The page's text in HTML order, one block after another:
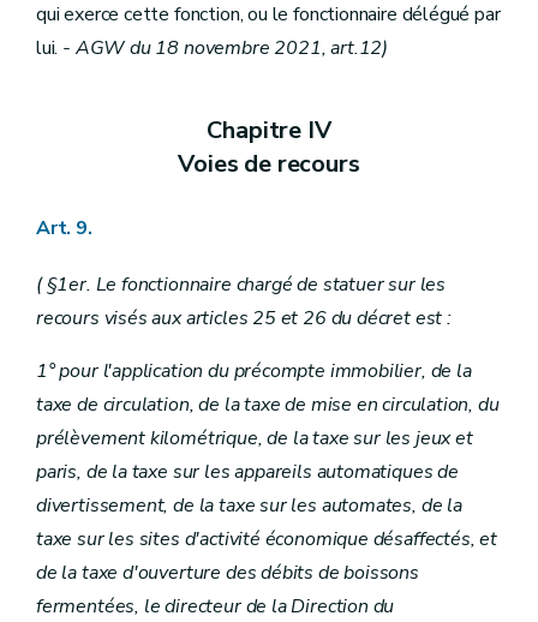
qui exerce cette fonction, ou le fonctionnaire délégué par
lui. - AGW du 18 novembre 2021, art.12)
Chapitre IV
Voies de recours
Art. 9.
( §1er. Le fonctionnaire chargé de statuer sur les
recours visés aux articles 25 et 26 du décret est :
1° pour l'application du précompte immobilier, de la
taxe de circulation, de la taxe de mise en circulation, du
prélèvement kilométrique, de la taxe sur les jeux et
paris, de la taxe sur les appareils automatiques de
divertissement, de la taxe sur les automates, de la
taxe sur les sites d'activité économique désaffectés, et
de la taxe d'ouverture des débits de boissons
fermentées, le directeur de la Direction du